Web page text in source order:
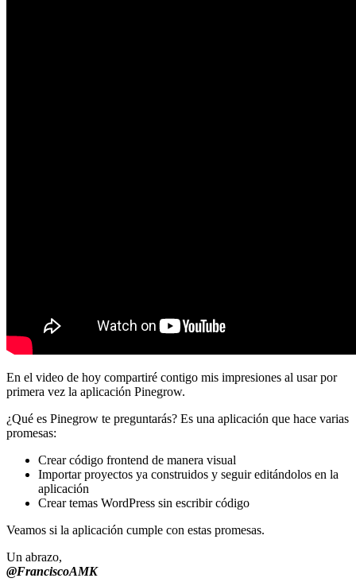
En el video de hoy compartiré contigo mis impresiones al usar por
primera vez la aplicación Pinegrow.
¿Qué es Pinegrow te preguntarás? Es una aplicación que hace varias
promesas:
Crear código frontend de manera visual
Importar proyectos ya construidos y seguir editándolos en la
aplicación
Crear temas WordPress sin escribir código
Veamos si la aplicación cumple con estas promesas.
Un abrazo,
@FranciscoAMK